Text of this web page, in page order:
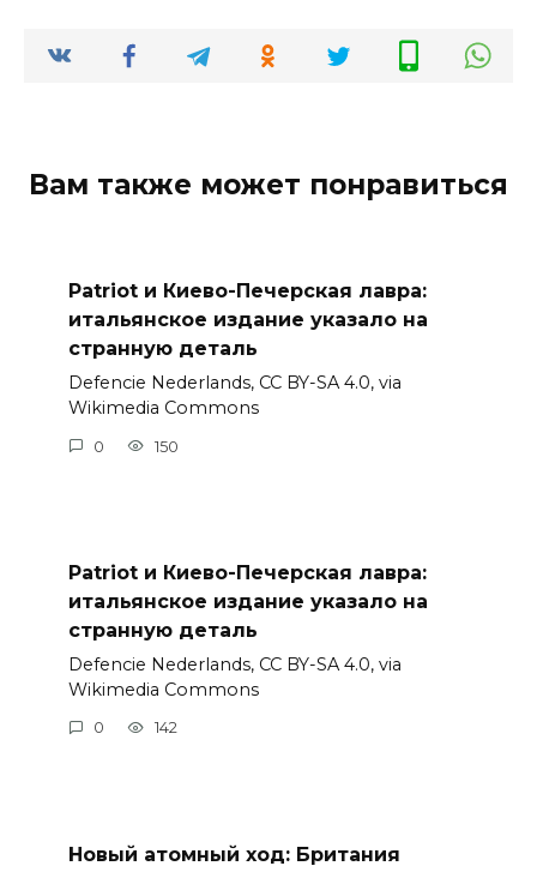
Вам также может понравиться
Patriot и Киево-Печерская лавра:
итальянское издание указало на
странную деталь
Defencie Nederlands, CC BY-SA 4.0, via
Wikimedia Commons
0 150
Patriot и Киево-Печерская лавра:
итальянское издание указало на
странную деталь
Defencie Nederlands, CC BY-SA 4.0, via
Wikimedia Commons
0 142
Новый атомный ход: Британия